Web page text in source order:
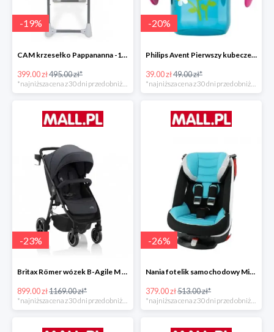
-19%
CAM krzesełko Pappananna -19%
399.00 zł495.00 zł*
*najniższa cena z 30 dni przed obniżką
-20%
Philips Avent Pierwszy kubeczek 260 ml -20%
39.00 zł49.00 zł*
*najniższa cena z 30 dni przed obniżką
-23%
Britax Römer wózek B-Agile M Black Shadow 2020 -23%
899.00 zł1169.00 zł*
*najniższa cena z 30 dni przed obniżką
-26%
Nania fotelik samochodowy Migo Saturn Premium Sky -26%
379.00 zł513.00 zł*
*najniższa cena z 30 dni przed obniżką